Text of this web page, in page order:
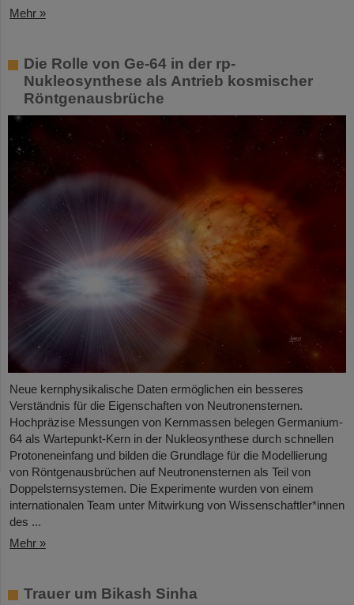
Mehr »
Die Rolle von Ge-64 in der rp-
Nukleosynthese als Antrieb kosmischer
Röntgenausbrüche
Neue kernphysikalische Daten ermöglichen ein besseres
Verständnis für die Eigenschaften von Neutronensternen.
Hochpräzise Messungen von Kernmassen belegen Germanium-
64 als Wartepunkt-Kern in der Nukleosynthese durch schnellen
Protoneneinfang und bilden die Grundlage für die Modellierung
von Röntgenausbrüchen auf Neutronensternen als Teil von
Doppelsternsystemen. Die Experimente wurden von einem
internationalen Team unter Mitwirkung von Wissenschaftler*innen
des ...
Mehr »
Trauer um Bikash Sinha